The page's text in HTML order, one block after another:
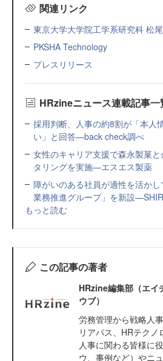
関連リンク
東京大学大学院工学系研究科 松
PKSHA Technology
プレスリリース
HRzineニュース連載記事一
採用判断、人事の約8割が「本人
い」と回答—back check調べ
女性のキャリア支援で森永製菓
タリングを実施—エスエス製薬
障がいのある社員が適性を活か
業務推進グループ」を新設
もっと読む
この記事の著者
HRzine編集部（エイ
ウブ）
労務管理から戦略人
リアパス、HRテク
人事に関わる皆様に
ウ、事例など）やニ